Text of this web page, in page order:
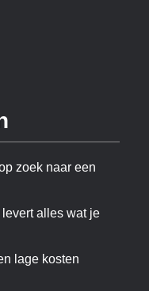
zoek naar een
alles wat je
lage kosten